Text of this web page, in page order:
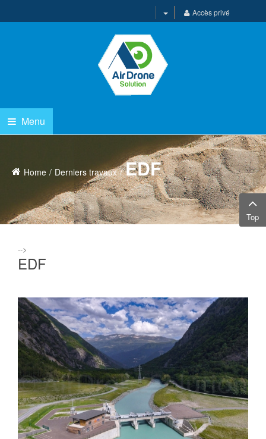
Accès privé
Menu
Home Derniers travaux EDF
-->
EDF
Top